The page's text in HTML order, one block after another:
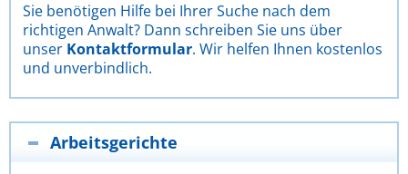
Sie benötigen Hilfe bei Ihrer Suche nach dem
richtigen Anwalt? Dann schreiben Sie uns über
unser Kontaktformular. Wir helfen Ihnen kostenlos
und unverbindlich.
Arbeitsgerichte